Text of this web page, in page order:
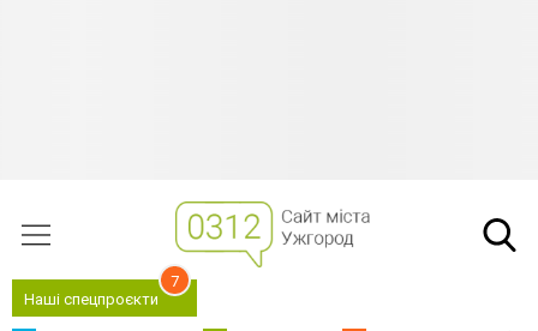
Наші спецпроєкти
7